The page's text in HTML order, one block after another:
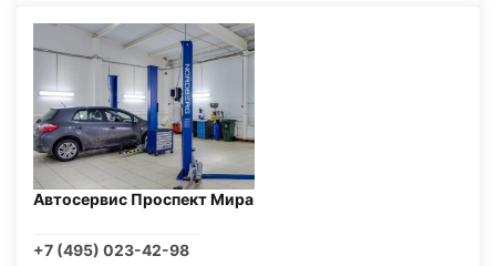
Автосервис Проспект Мира
+7 (495) 023-42-98